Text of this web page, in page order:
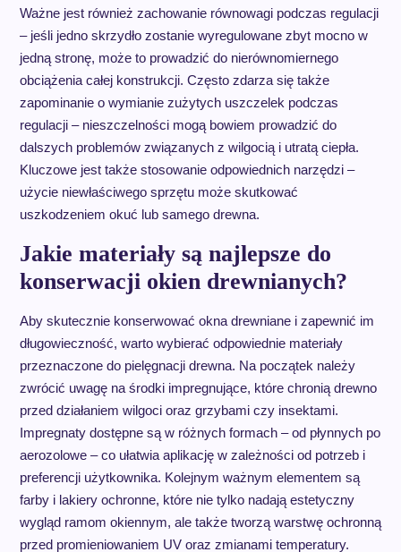
Ważne jest również zachowanie równowagi podczas regulacji
– jeśli jedno skrzydło zostanie wyregulowane zbyt mocno w
jedną stronę, może to prowadzić do nierównomiernego
obciążenia całej konstrukcji. Często zdarza się także
zapominanie o wymianie zużytych uszczelek podczas
regulacji – nieszczelności mogą bowiem prowadzić do
dalszych problemów związanych z wilgocią i utratą ciepła.
Kluczowe jest także stosowanie odpowiednich narzędzi –
użycie niewłaściwego sprzętu może skutkować
uszkodzeniem okuć lub samego drewna.
Jakie materiały są najlepsze do
konserwacji okien drewnianych?
Aby skutecznie konserwować okna drewniane i zapewnić im
długowieczność, warto wybierać odpowiednie materiały
przeznaczone do pielęgnacji drewna. Na początek należy
zwrócić uwagę na środki impregnujące, które chronią drewno
przed działaniem wilgoci oraz grzybami czy insektami.
Impregnaty dostępne są w różnych formach – od płynnych po
aerozolowe – co ułatwia aplikację w zależności od potrzeb i
preferencji użytkownika. Kolejnym ważnym elementem są
farby i lakiery ochronne, które nie tylko nadają estetyczny
wygląd ramom okiennym, ale także tworzą warstwę ochronną
przed promieniowaniem UV oraz zmianami temperatury.